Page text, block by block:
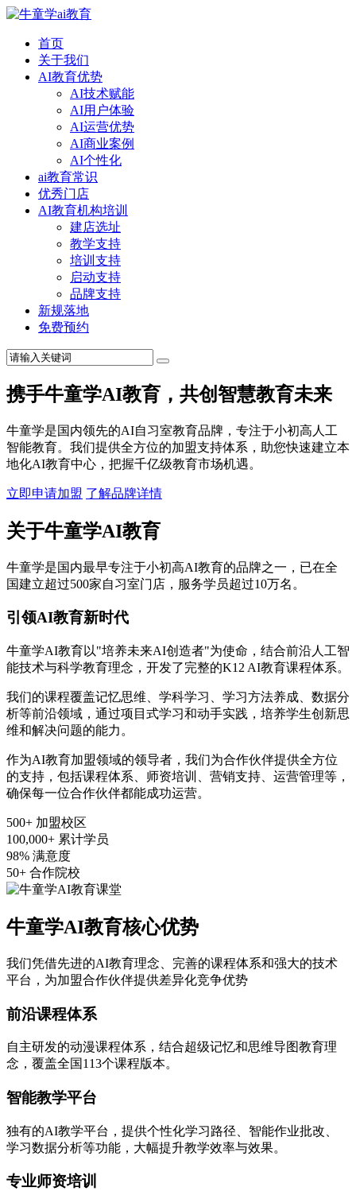
首页
关于我们
AI教育优势
AI技术赋能
AI用户体验
AI运营优势
AI商业案例
AI个性化
ai教育常识
优秀门店
AI教育机构培训
建店选址
教学支持
培训支持
启动支持
品牌支持
新规落地
免费预约
携手牛童学AI教育，共创智慧教育未来
牛童学是国内领先的AI自习室教育品牌，专注于小初高人工
智能教育。我们提供全方位的加盟支持体系，助您快速建立本
地化AI教育中心，把握千亿级教育市场机遇。
立即申请加盟 了解品牌详情
关于牛童学AI教育
牛童学是国内最早专注于小初高AI教育的品牌之一，已在全
国建立超过500家自习室门店，服务学员超过10万名。
引领AI教育新时代
牛童学AI教育以"培养未来AI创造者"为使命，结合前沿人工智
能技术与科学教育理念，开发了完整的K12 AI教育课程体系。
我们的课程覆盖记忆思维、学科学习、学习方法养成、数据分
析等前沿领域，通过项目式学习和动手实践，培养学生创新思
维和解决问题的能力。
作为AI教育加盟领域的领导者，我们为合作伙伴提供全方位
的支持，包括课程体系、师资培训、营销支持、运营管理等，
确保每一位合作伙伴都能成功运营。
500+ 加盟校区
100,000+ 累计学员
98% 满意度
50+ 合作院校
牛童学AI教育核心优势
我们凭借先进的AI教育理念、完善的课程体系和强大的技术
平台，为加盟合作伙伴提供差异化竞争优势
前沿课程体系
自主研发的动漫课程体系，结合超级记忆和思维导图教育理
念，覆盖全国113个课程版本。
智能教学平台
独有的AI教学平台，提供个性化学习路径、智能作业批改、
学习数据分析等功能，大幅提升教学效率与效果。
专业师资培训